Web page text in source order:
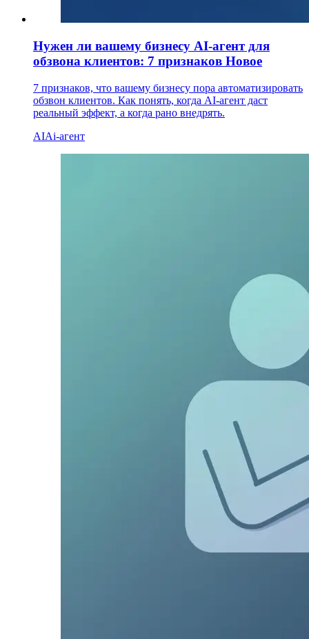
Нужен ли вашему бизнесу AI-агент для
обзвона клиентов: 7 признаков Новое
7 признаков, что вашему бизнесу пора автоматизировать
обзвон клиентов. Как понять, когда AI-агент даст
реальный эффект, а когда рано внедрять.
AIAi-агент